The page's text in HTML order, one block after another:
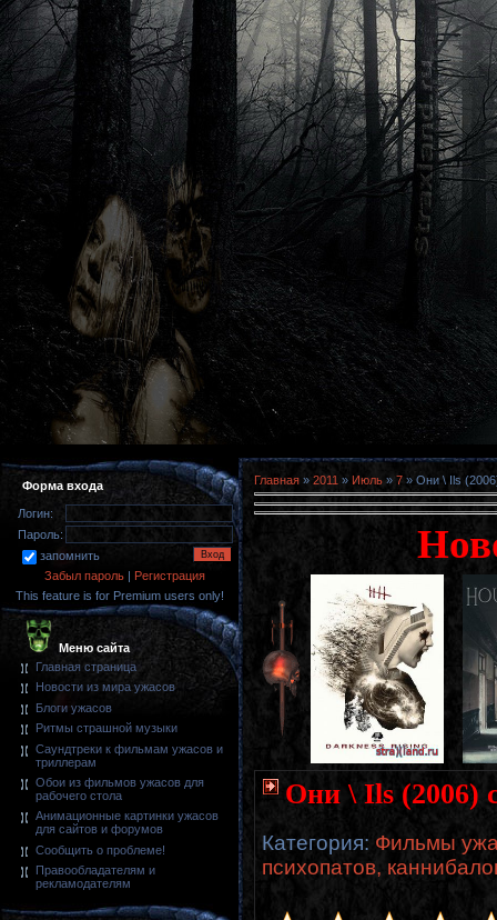
Форма входа
Логин:
Пароль:
запомнить
Забыл пароль | Регистрация
This feature is for Premium users only!
Меню сайта
Главная страница
Новости из мира ужасов
Блоги ужасов
Ритмы страшной музыки
Саундтреки к фильмам ужасов и
триллерам
Обои из фильмов ужасов для
рабочего стола
Анимационные картинки ужасов
для сайтов и форумов
Сообщить о проблеме!
Правообладателям и
рекламодателям
Главная » 2011 » Июль » 7 » Они \ Ils
Они \ Ils (2006)
Категория: Фильмы
психопатов,